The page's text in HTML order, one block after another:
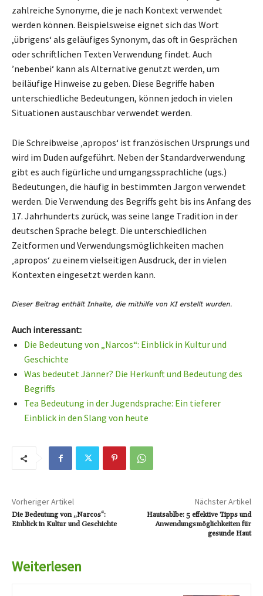
zahlreiche Synonyme, die je nach Kontext verwendet
werden können. Beispielsweise eignet sich das Wort
‚übrigens‘ als geläufiges Synonym, das oft in Gesprächen
oder schriftlichen Texten Verwendung findet. Auch
’nebenbei‘ kann als Alternative genutzt werden, um
beiläufige Hinweise zu geben. Diese Begriffe haben
unterschiedliche Bedeutungen, können jedoch in vielen
Situationen austauschbar verwendet werden.
Die Schreibweise ‚apropos‘ ist französischen Ursprungs und
wird im Duden aufgeführt. Neben der Standardverwendung
gibt es auch figürliche und umgangssprachliche (ugs.)
Bedeutungen, die häufig in bestimmten Jargon verwendet
werden. Die Verwendung des Begriffs geht bis ins Anfang des
17. Jahrhunderts zurück, was seine lange Tradition in der
deutschen Sprache belegt. Die unterschiedlichen
Zeitformen und Verwendungsmöglichkeiten machen
‚apropos‘ zu einem vielseitigen Ausdruck, der in vielen
Kontexten eingesetzt werden kann.
Auch interessant:
Die Bedeutung von „Narcos“: Einblick in Kultur und
Geschichte
Was bedeutet Jänner? Die Herkunft und Bedeutung des
Begriffs
Tea Bedeutung in der Jugendsprache: Ein tieferer
Einblick in den Slang von heute
Vorheriger Artikel
Die Bedeutung von „Narcos“:
Einblick in Kultur und Geschichte
Nächster Artikel
Hautsablbe: 5 effektive Tipps und
Anwendungsmöglichkeiten für
gesunde Haut
Weiterlesen